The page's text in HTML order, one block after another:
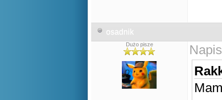
osadnik
Dużo pisze